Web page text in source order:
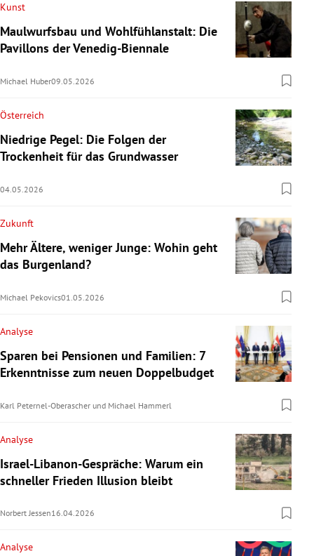
Kunst
Maulwurfsbau und Wohlfühlanstalt: Die
Pavillons der Venedig-Biennale
Michael Huber09.05.2026
Österreich
Niedrige Pegel: Die Folgen der
Trockenheit für das Grundwasser
04.05.2026
Zukunft
Mehr Ältere, weniger Junge: Wohin geht
das Burgenland?
Michael Pekovics01.05.2026
Analyse
Sparen bei Pensionen und Familien: 7
Erkenntnisse zum neuen Doppelbudget
Karl Peternel-Oberascher und Michael Hammerl
Analyse
Israel-Libanon-Gespräche: Warum ein
schneller Frieden Illusion bleibt
Norbert Jessen16.04.2026
Analyse